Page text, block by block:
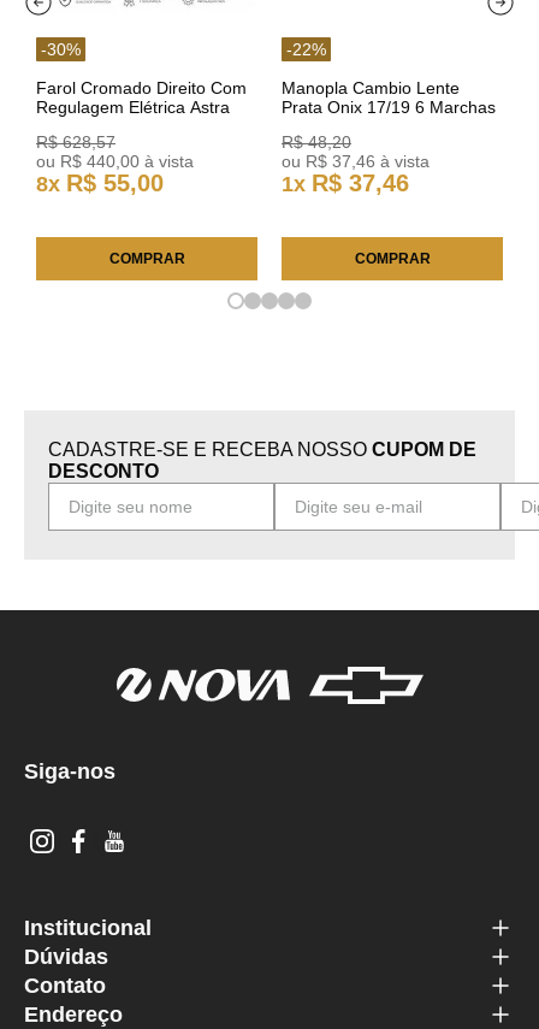
-30%
Farol Cromado Direito Com
Regulagem Elétrica Astra
R$ 628,57
ou R$ 440 00 à vista
8x R$ 55,00
COMPRAR
-22%
Manopla Cambio Lente
Prata Onix 17/19 6 Marchas
R$ 48,20
ou R$ 37 46 à vista
1x R$ 37,46
COMPRAR
CADASTRE-SE E RECEBA NOSSO CUPOM DE
DESCONTO
Siga-nos
Institucional
Dúvidas
Contato
Endereço